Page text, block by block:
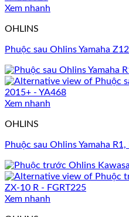
Xem nhanh
OHLINS
Phuộc sau Ohlins Yamaha
Xem nhanh
OHLINS
Phuộc sau Ohlins Yamaha
Xem nhanh